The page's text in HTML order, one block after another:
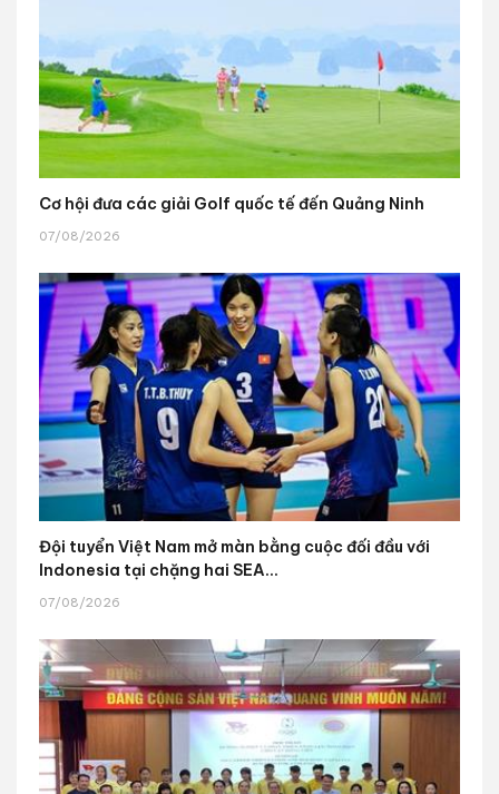
Cơ hội đưa các giải Golf quốc tế đến Quảng Ninh
07/08/2026
Đội tuyển Việt Nam mở màn bằng cuộc đối đầu với
Indonesia tại chặng hai SEA...
07/08/2026